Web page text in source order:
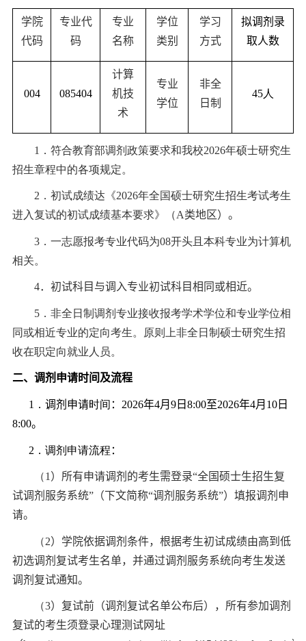
学院
代码
专业代
码
专业
名称
学位
类别
学习
方式
拟调剂录
取人数
004 085404
计算
机技
术
专业
学位
非全
日制
45人
1 ．符合教育部调剂政策要求和我校2026年硕士研究生
招生章程中的各项规定。
2 ．初试成绩达《2026年全国硕士研究生招生考试考生
进入复试的初试成绩基本要求》（A类地区） 。
3．一志愿报考专业代码为08开头且本科专业为计算机
相关。
4． 初试科目与调入专业初试科目相同或相近。
5．非全日制调剂专业接收报考学术学位和专业学位相
同或相近专业的定向考生。原则上非全日制硕士研究生招
收在职定向就业人员。
二、调剂申请时间及流程
1 ． 调剂申请时间 ： 2026年4月 9日 8:00至2026年4月 10日
8:00。
2 ．调剂申请流程 ：
（1 ）所有申请调剂的考生需登录“全国硕士生招生复
试调剂服务系统”（下文简称“调剂服务系统”）填报调剂申
请。
（2）学院依据调剂条件，根据考生初试成绩由高到低
初选调剂复试考生名单，并通过调剂服务系统向考生发送
调剂复试通知。
（3）复试前（调剂复试名单公布后）
，所有参加调剂
复试的考生须登录心理测试网址